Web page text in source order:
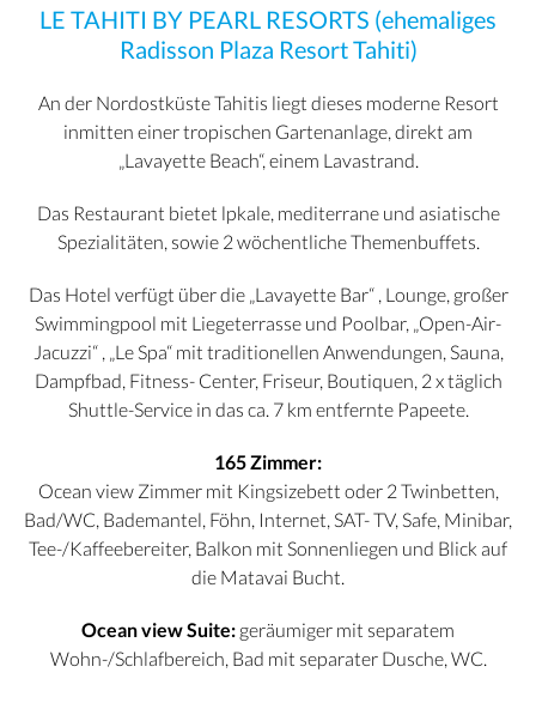
LE TAHITI BY PEARL RESORTS (ehemaliges
Radisson Plaza Resort Tahiti)
An der Nordostküste Tahitis liegt dieses moderne Resort
inmitten einer tropischen Gartenanlage, direkt am
„Lavayette Beach“, einem Lavastrand.
Das Restaurant bietet lpkale, mediterrane und asiatische
Spezialitäten, sowie 2 wöchentliche Themenbuffets.
Das Hotel verfügt über die „Lavayette Bar“ , Lounge, großer
Swimmingpool mit Liegeterrasse und Poolbar, „Open-Air-
Jacuzzi“ , „Le Spa“ mit traditionellen Anwendungen, Sauna,
Dampfbad, Fitness- Center, Friseur, Boutiquen, 2 x täglich
Shuttle-Service in das ca. 7 km entfernte Papeete.
165 Zimmer:
Ocean view Zimmer mit Kingsizebett oder 2 Twinbetten,
Bad/WC, Bademantel, Föhn, Internet, SAT- TV, Safe, Minibar,
Tee-/Kaffeebereiter, Balkon mit Sonnenliegen und Blick auf
die Matavai Bucht.
Ocean view Suite: geräumiger mit separatem
Wohn-/Schlafbereich, Bad mit separater Dusche, WC.